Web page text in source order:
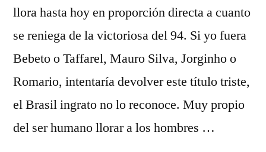
llora hasta hoy en proporción directa a cuanto
se reniega de la victoriosa del 94. Si yo fuera
Bebeto o Taffarel, Mauro Silva, Jorginho o
Romario, intentaría devolver este título triste,
el Brasil ingrato no lo reconoce. Muy propio
del ser humano llorar a los hombres …